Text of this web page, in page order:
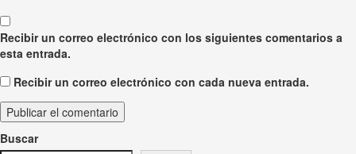
Recibir un correo electrónico con los siguientes comentarios a
esta entrada.
Recibir un correo electrónico con cada nueva entrada.
Buscar